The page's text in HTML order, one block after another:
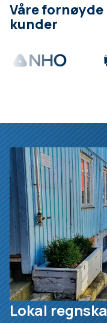
Våre fornøyde
kunder
Lokal